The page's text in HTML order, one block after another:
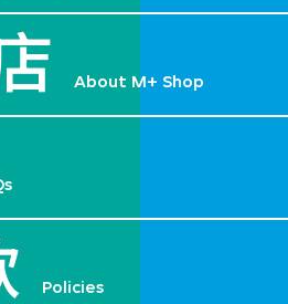
About M+ Shop
Policies